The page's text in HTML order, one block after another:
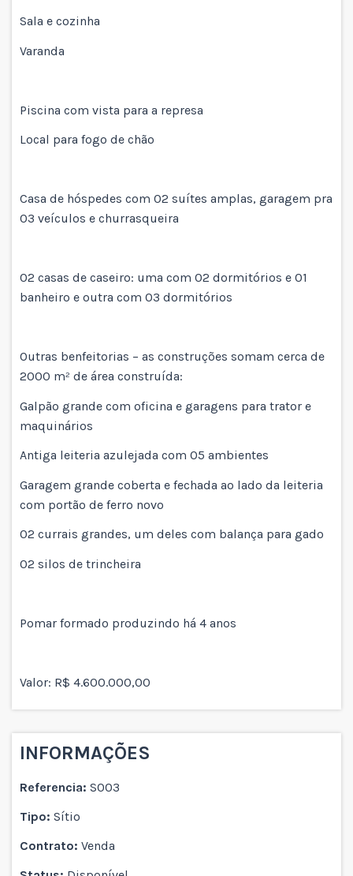
Sala e cozinha
Varanda
Piscina com vista para a represa
Local para fogo de chão
Casa de hóspedes com 02 suítes amplas, garagem pra
03 veículos e churrasqueira
02 casas de caseiro: uma com 02 dormitórios e 01
banheiro e outra com 03 dormitórios
Outras benfeitorias – as construções somam cerca de
2000 m² de área construída:
Galpão grande com oficina e garagens para trator e
maquinários
Antiga leiteria azulejada com 05 ambientes
Garagem grande coberta e fechada ao lado da leiteria
com portão de ferro novo
02 currais grandes, um deles com balança para gado
02 silos de trincheira
Pomar formado produzindo há 4 anos
Valor: R$ 4.600.000,00
INFORMAÇÕES
Referencia: S003
Tipo: Sítio
Contrato: Venda